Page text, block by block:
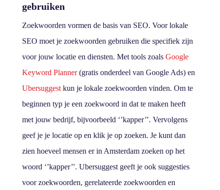
gebruiken
Zoekwoorden vormen de basis van SEO. Voor lokale
SEO moet je zoekwoorden gebruiken die specifiek zijn
voor jouw locatie en diensten. Met tools zoals Google
Keyword Planner(gratis onderdeel van Google Ads) en
Ubersuggestkun je lokale zoekwoorden vinden. Om te
beginnen typ je een zoekwoord in dat te maken heeft
met jouw bedrijf, bijvoorbeeld ‘’kapper’’. Vervolgens
geef je je locatie op en klik je op zoeken. Je kunt dan
zien hoeveel mensen er in Amsterdam zoeken op het
woord ‘’kapper’’. Ubersuggest geeft je ook suggesties
voor zoekwoorden, gerelateerde zoekwoorden en